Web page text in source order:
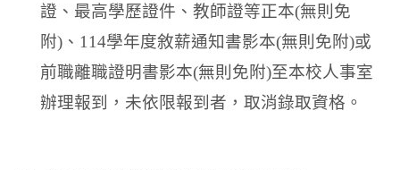
證、最高學歷證件、教師證等正本(無則免
附)、 114學年度敘薪通知書影本(無則免附)或
前職離職證明書影本(無則免附)至本校人事室
辦理報到，未依限報到者，取消錄取資格。